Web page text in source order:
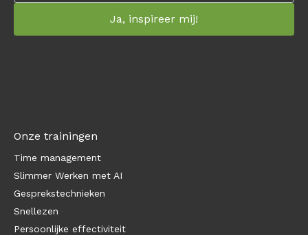
Onze trainingen
Time management
Slimmer Werken met AI
Gesprekstechnieken
Snellezen
Persoonlijke effectiviteit